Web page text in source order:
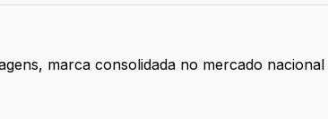
marca consolidada no mercado